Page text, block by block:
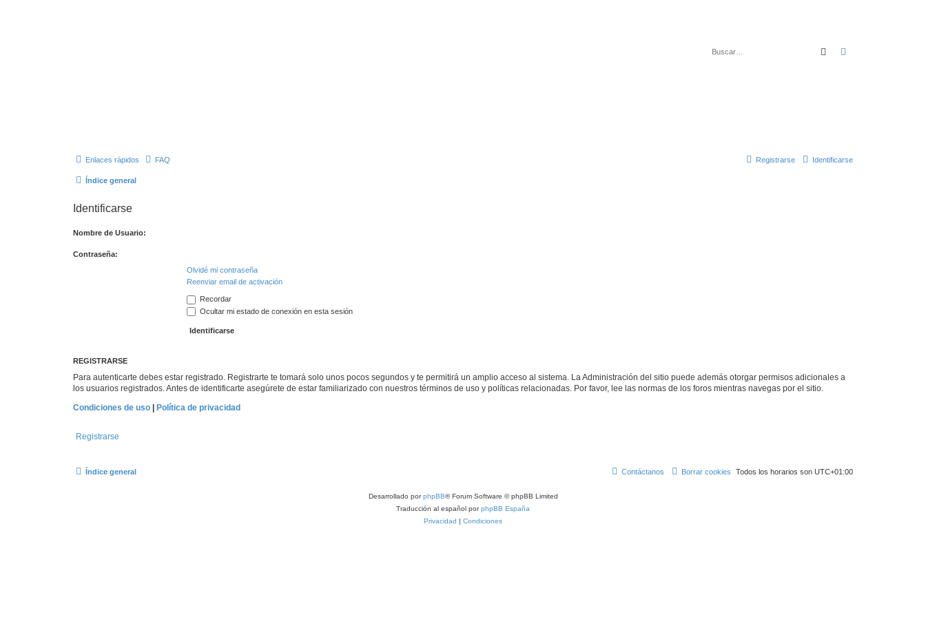
Buscar
Enlaces rápidos FAQ Identificarse
Registrarse
Índice general
Identificarse
Nombre de Usuario:
Contraseña:
Olvidé mi contraseña
Reenviar email de activación
Recordar
Ocultar mi estado de conexión en esta sesión
REGISTRARSE
Para autenticarte debes estar registrado. Registrarte te tomará solo unos pocos segundos y te permitirá un amplio acceso al sistema. La Administración del sitio puede además otorgar permisos adicionales a
los usuarios registrados. Antes de identificarte asegúrete de estar familiarizado con nuestros términos de uso y políticas relacionadas. Por favor, lee las normas de los foros mientras navegas por el sitio.
Condiciones de uso | Política de privacidad
Registrarse
Índice general Todos los horarios son UTC+01:00
Borrar cookies
Contáctanos
Desarrollado porphpBB® Forum Software © phpBB Limited
Traducción al español porphpBB España
Privacidad | Condiciones